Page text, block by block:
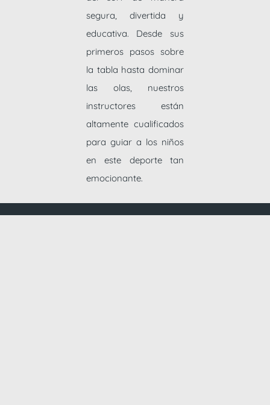
segura, divertida y
educativa. Desde sus
primeros pasos sobre
la tabla hasta dominar
las olas, nuestros
instructores están
altamente cualificados
para guiar a los niños
en este deporte tan
emocionante.